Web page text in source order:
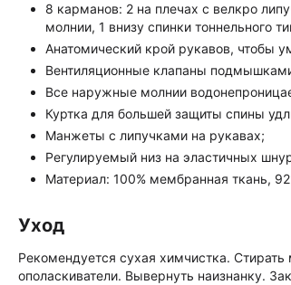
8 карманов: 2 на плечах с велкро
молнии, 1 внизу спинки тоннельного
Анатомический крой рукавов, чтобы
Вентиляционные клапаны
Все наружные молнии
Куртка для большей защиты спины
Манжеты с липучками на рукавах;
Регулируемый низ на эластичных
Материал: 100% мембранная ткань,
Уход
Рекомендуется сухая химчистка.
ополаскиватели. Вывернуть наизнанку.